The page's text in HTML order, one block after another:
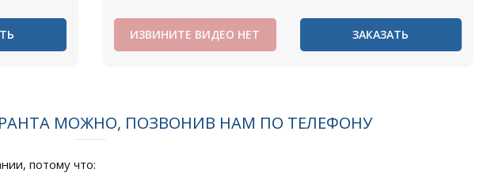
ИЗВИНИТЕ ВИДЕО НЕТ ЗАКАЗАТЬ
МОЖНО, ПОЗВОНИВ НАМ ПО ТЕЛЕФОНУ
потому что: